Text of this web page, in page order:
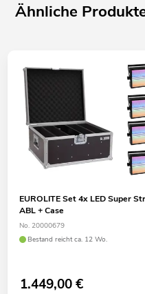
Ähnliche
EUROLITE Set 4x LED Super
ABL + Case
No. 20000679
Bestand reicht ca. 12 Wo.
1.449,00€